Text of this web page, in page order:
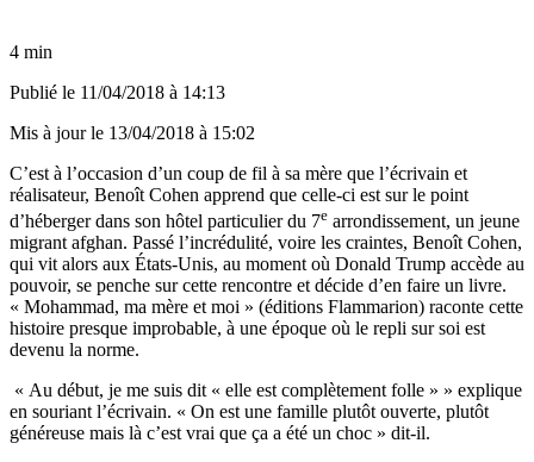
4 min
Publié le 11/04/2018 à 14:13
Mis à jour le 13/04/2018 à 15:02
C’est à l’occasion d’un coup de fil à sa mère que l’écrivain et
réalisateur, Benoît Cohen apprend que celle-ci est sur le point
d’héberger dans son hôtel particulier du 7e arrondissement, un jeune
migrant afghan. Passé l’incrédulité, voire les craintes, Benoît Cohen,
qui vit alors aux États-Unis, au moment où Donald Trump accède au
pouvoir, se penche sur cette rencontre et décide d’en faire un livre.
« Mohammad, ma mère et moi » (éditions Flammarion) raconte cette
histoire presque improbable, à une époque où le repli sur soi est
devenu la norme.
« Au début, je me suis dit « elle est complètement folle » » explique
en souriant l’écrivain. « On est une famille plutôt ouverte, plutôt
généreuse mais là c’est vrai que ça a été un choc » dit-il.